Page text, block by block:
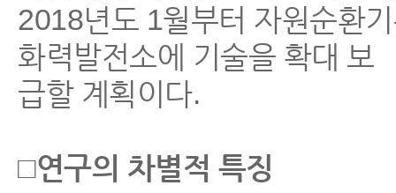
2018년도 1월부터 자원순환
화력발전소에 기술을 확대 보
급할 계획이다.
□연구의 차별적 특징